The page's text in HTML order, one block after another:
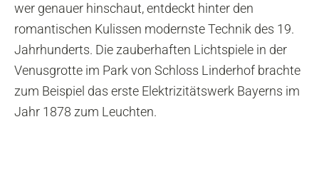
wer genauer hinschaut, entdeckt hinter den
romantischen Kulissen modernste Technik des 19.
Jahrhunderts. Die zauberhaften Lichtspiele in der
Venusgrotte im Park von Schloss Linderhof brachte
zum Beispiel das erste Elektrizitätswerk Bayerns im
Jahr 1878 zum Leuchten.